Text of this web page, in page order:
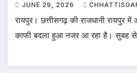
JUNE 29, 2026
रायपुर। छत्तीसगढ़ की राजधानी रायपुर
काफी बदला हुआ नजर आ रहा है। सुबह